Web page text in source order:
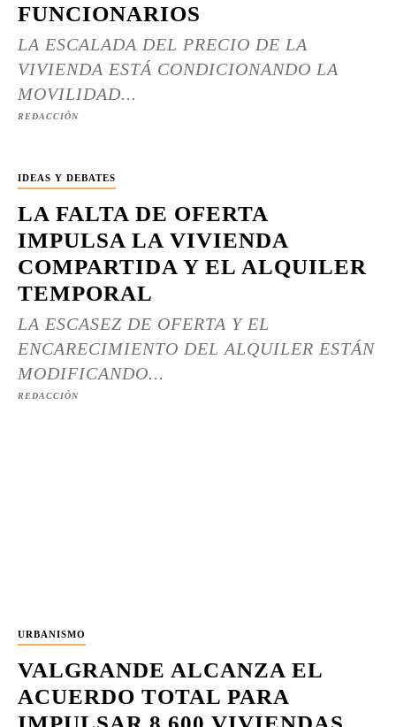
FUNCIONARIOS
LA ESCALADA DEL PRECIO DE LA
VIVIENDA ESTÁ CONDICIONANDO LA
MOVILIDAD...
REDACCIÓN
IDEAS Y DEBATES
LA FALTA DE OFERTA
IMPULSA LA VIVIENDA
COMPARTIDA Y EL ALQUILER
TEMPORAL
LA ESCASEZ DE OFERTA Y EL
ENCARECIMIENTO DEL ALQUILER ESTÁN
MODIFICANDO...
REDACCIÓN
URBANISMO
VALGRANDE ALCANZA EL
ACUERDO TOTAL PARA